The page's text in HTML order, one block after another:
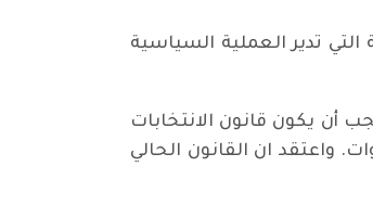
تدير العملية السياسية
أن يكون قانون الانتخابات
واعتقد ان القانون الحالي